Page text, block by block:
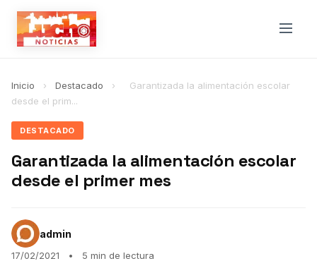
Inicio › Destacado ›
Garantizada la alimentación escolar
desde el prim...
DESTACADO
Garantizada la alimentación escolar
desde el primer mes
admin
17/02/2021 • 5 min de lectura